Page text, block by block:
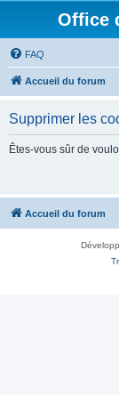
Office
FAQ
Accueil du forum
Supprimer les
Êtes-vous sûr de
Accueil du forum